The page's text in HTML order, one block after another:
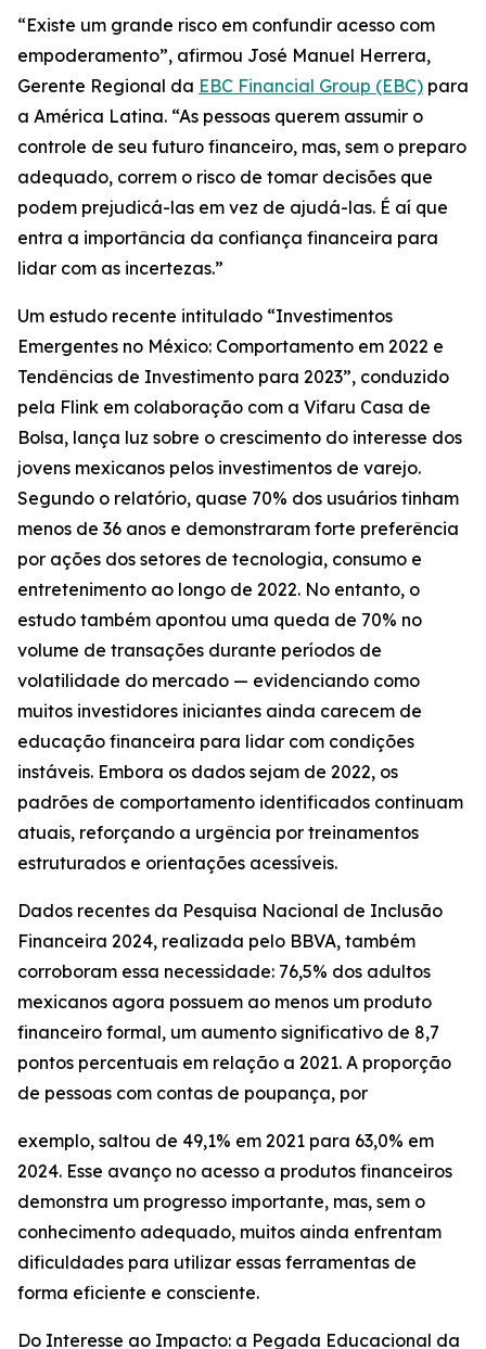
“Existe um grande risco em confundir acesso com
empoderamento”, afirmou José Manuel Herrera,
Gerente Regional da EBC Financial Group (EBC) para
a América Latina. “As pessoas querem assumir o
controle de seu futuro financeiro, mas, sem o preparo
adequado, correm o risco de tomar decisões que
podem prejudicá-las em vez de ajudá-las. É aí que
entra a importância da confiança financeira para
lidar com as incertezas.”
Um estudo recente intitulado “Investimentos
Emergentes no México: Comportamento em 2022 e
Tendências de Investimento para 2023”, conduzido
pela Flink em colaboração com a Vifaru Casa de
Bolsa, lança luz sobre o crescimento do interesse dos
jovens mexicanos pelos investimentos de varejo.
Segundo o relatório, quase 70% dos usuários tinham
menos de 36 anos e demonstraram forte preferência
por ações dos setores de tecnologia, consumo e
entretenimento ao longo de 2022. No entanto, o
estudo também apontou uma queda de 70% no
volume de transações durante períodos de
volatilidade do mercado — evidenciando como
muitos investidores iniciantes ainda carecem de
educação financeira para lidar com condições
instáveis. Embora os dados sejam de 2022, os
padrões de comportamento identificados continuam
atuais, reforçando a urgência por treinamentos
estruturados e orientações acessíveis.
Dados recentes da Pesquisa Nacional de Inclusão
Financeira 2024, realizada pelo BBVA, também
corroboram essa necessidade: 76,5% dos adultos
mexicanos agora possuem ao menos um produto
financeiro formal, um aumento significativo de 8,7
pontos percentuais em relação a 2021. A proporção
de pessoas com contas de poupança, por
exemplo, saltou de 49,1% em 2021 para 63,0% em
2024. Esse avanço no acesso a produtos financeiros
demonstra um progresso importante, mas, sem o
conhecimento adequado, muitos ainda enfrentam
dificuldades para utilizar essas ferramentas de
forma eficiente e consciente.
Do Interesse ao Impacto: a Pegada Educacional da